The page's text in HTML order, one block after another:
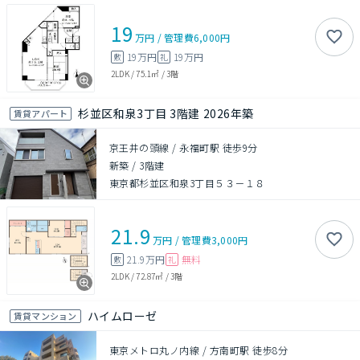
19 万円 /管理費6,000円
敷 19万円 礼 19万円
2LDK/75.1㎡ /3階
賃貸アパート 杉並区和泉3丁目 3階建 2026年築
京王井の頭線 / 永福町駅 徒歩9分
新築 / 3階建
東京都杉並区和泉3丁目５３－１８
21.9 万円 /管理費3,000円
敷 21.9万円 礼 無料
2LDK/72.87㎡ /3階
賃貸マンション ハイムローゼ
東京メトロ丸ノ内線 / 方南町駅 徒歩8分